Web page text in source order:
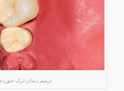
ترمیم دندان ترک